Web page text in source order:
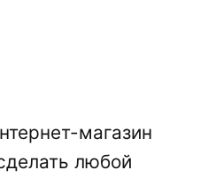
магазин
любой